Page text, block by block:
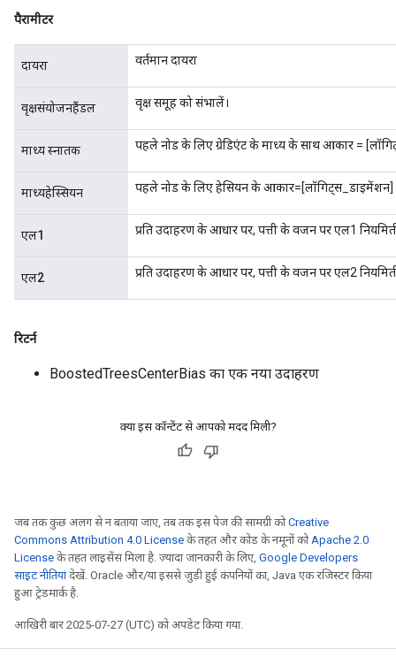
पैरामीटर
दायरा वर्तमान दायरा
वृक्षसंयोजनहैंडल वृक्ष समूह को संभालें।
माध्य स्नातक पहले नोड के लिए ग्रेडिएंट के माध्य के साथ आकार =
माध्यहेस्सियन पहले नोड के लिए हेसियन के आकार=[लॉगिट्स_डाइमेंशन]
एल1 प्रति उदाहरण के आधार पर, पत्ती के वजन पर एल1
एल2 प्रति उदाहरण के आधार पर, पत्ती के वजन पर एल2
रिटर्न
BoostedTreesCenterBias का एक नया उदाहरण
क्या इस कॉन्टेंट से आपको मदद मिली?
जब तक कुछ अलग से न बताया जाए, तब तक इस पेज की सामग्री कोCreative
Commons Attribution 4.0 License के तहत और कोड के नमूनों कोApache 2.0
License के तहत लाइसेंस मिला है. ज़्यादा जानकारी के लिए, Google Developers
साइट नीतियांदेखें. Oracle और/या इससे जुड़ी हुई कंपनियों का, Java एक रजिस्टर किया
हुआ ट्रेडमार्क है.
आखिरी बार 2025-07-27 (UTC) को अपडेट किया गया.